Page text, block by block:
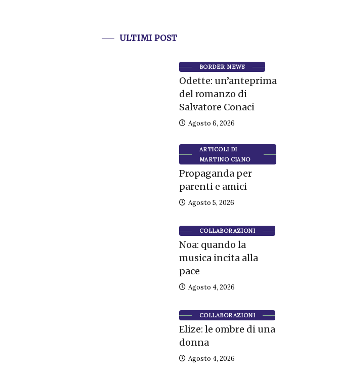
ULTIMI POST
BORDER NEWS
Odette: un’anteprima
del romanzo di
Salvatore Conaci
Agosto 6, 2026
ARTICOLI DI
MARTINO CIANO
Propaganda per
parenti e amici
Agosto 5, 2026
COLLABORAZIONI
Noa: quando la
musica incita alla
pace
Agosto 4, 2026
COLLABORAZIONI
Elize: le ombre di una
donna
Agosto 4, 2026